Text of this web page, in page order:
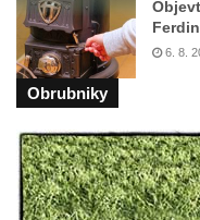
Teplicích
Kašna Glaverbel v
zahrady v Teplicích
Zabrušanech
Kašna v zámecké
Kamenná nádrž na
6. 8.
Obrubniky